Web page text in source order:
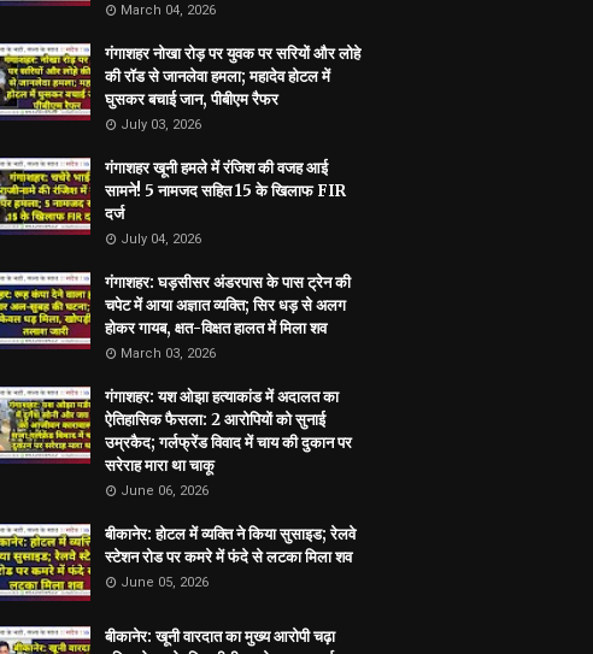
March 04, 2026
गंगाशहर नोखा रोड़ पर युवक पर सरियों और लोहे
की रॉड से जानलेवा हमला; महादेव होटल में
घुसकर बचाई जान, पीबीएम रैफर
July 03, 2026
गंगाशहर खूनी हमले में रंजिश की वजह आई
सामने! 5 नामजद सहित 15 के खिलाफ FIR
दर्ज
July 04, 2026
गंगाशहर: घड़सीसर अंडरपास के पास ट्रेन की
चपेट में आया अज्ञात व्यक्ति; सिर धड़ से अलग
होकर गायब, क्षत-विक्षत हालत में मिला शव
March 03, 2026
गंगाशहर: यश ओझा हत्याकांड में अदालत का
ऐतिहासिक फैसला: 2 आरोपियों को सुनाई
उम्रकैद; गर्लफ्रेंड विवाद में चाय की दुकान पर
सरेराह मारा था चाकू
June 06, 2026
बीकानेर: होटल में व्यक्ति ने किया सुसाइड; रेलवे
स्टेशन रोड पर कमरे में फंदे से लटका मिला शव
June 05, 2026
बीकानेर: खूनी वारदात का मुख्य आरोपी चढ़ा